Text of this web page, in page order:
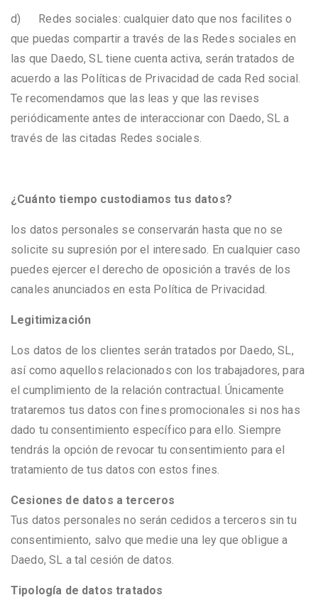
d) Redes sociales: cualquier dato que nos facilites o
que puedas compartir a través de las Redes sociales en
las que Daedo, SL tiene cuenta activa, serán tratados de
acuerdo a las Políticas de Privacidad de cada Red social.
Te recomendamos que las leas y que las revises
periódicamente antes de interaccionar con Daedo, SL a
través de las citadas Redes sociales.
¿Cuánto tiempo custodiamos tus datos?
los datos personales se conservarán hasta que no se
solicite su supresión por el interesado. En cualquier caso
puedes ejercer el derecho de oposición a través de los
canales anunciados en esta Política de Privacidad.
Legitimización
Los datos de los clientes serán tratados por Daedo, SL,
así como aquellos relacionados con los trabajadores, para
el cumplimiento de la relación contractual. Únicamente
trataremos tus datos con fines promocionales si nos has
dado tu consentimiento específico para ello. Siempre
tendrás la opción de revocar tu consentimiento para el
tratamiento de tus datos con estos fines.
Cesiones de datos a terceros
Tus datos personales no serán cedidos a terceros sin tu
consentimiento, salvo que medie una ley que obligue a
Daedo, SL a tal cesión de datos.
Tipología de datos tratados